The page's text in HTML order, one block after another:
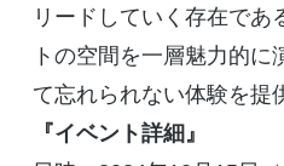
リードしていく存在であ
トの空間を一層魅力的に
て忘れられない体験を提
『イベント詳細』